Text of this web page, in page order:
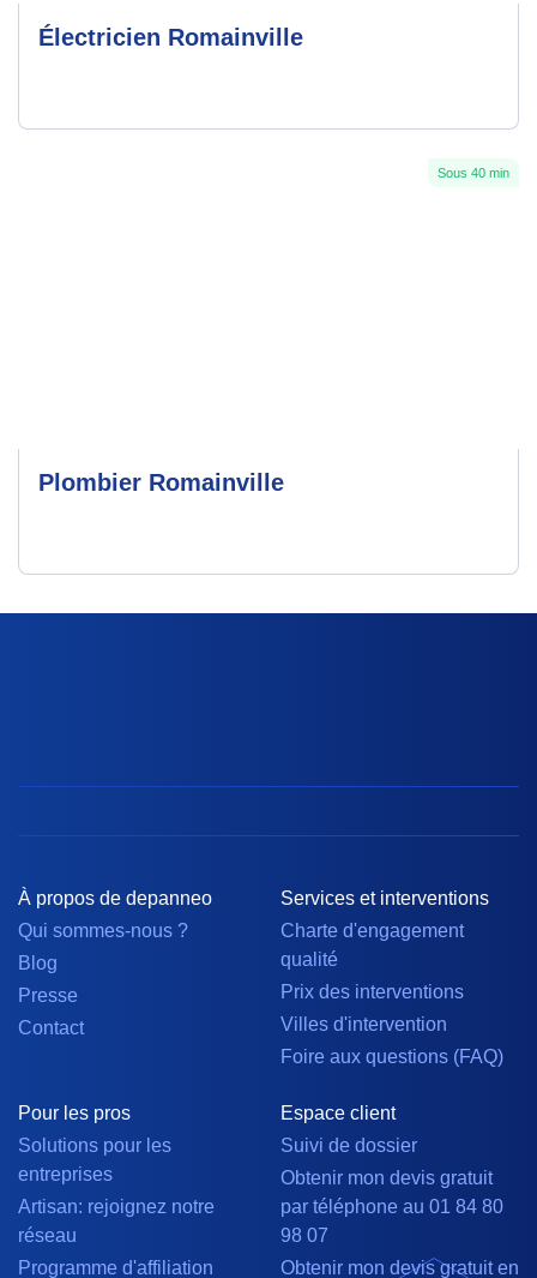
Électricien Romainville
Sous 40 min
Plombier Romainville
À propos de depanneo
Qui sommes-nous ?
Blog
Presse
Contact
Services et interventions
Charte d'engagement
qualité
Prix des interventions
Villes d'intervention
Foire aux questions (FAQ)
Pour les pros
Solutions pour les
entreprises
Artisan: rejoignez notre
réseau
Programme d'affiliation
Espace client
Suivi de dossier
Obtenir mon devis gratuit
par téléphone au 01 84 80
98 07
Obtenir mon devis gratuit en